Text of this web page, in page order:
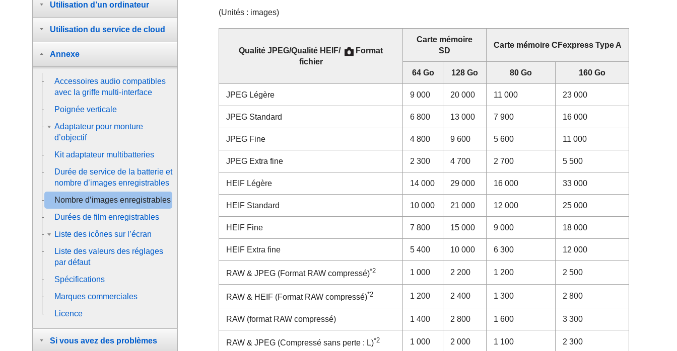
(Unités : images)
Qualité JPEG/Qualité HEIF/
Format
fichier
Carte mémoire
SD
Carte mémoire CFexpress Type A
64 Go 128 Go 80 Go 160 Go
JPEG Légère 9 000 20 000 11 000 23 000
JPEG Standard 6 800 13 000 7 900 16 000
JPEG Fine 4 800 9 600 5 600 11 000
JPEG Extra fine 2 300 4 700 2 700 5 500
HEIF Légère 14 000 29 000 16 000 33 000
HEIF Standard 10 000 21 000 12 000 25 000
HEIF Fine 7 800 15 000 9 000 18 000
HEIF Extra fine 5 400 10 000 6 300 12 000
RAW & JPEG (Format RAW compressé)*2 1 000 2 200 1 200 2 500
RAW & HEIF (Format RAW compressé)*2 1 200 2 400 1 300 2 800
RAW (format RAW compressé) 1 400 2 800 1 600 3 300
RAW & JPEG (Compressé sans perte : L)*2 1 000 2 000 1 100 2 300
Utilisation d’un ordinateur
Utilisation du service de cloud
Annexe
Accessoires audio compatibles
avec la griffe multi-interface
Poignée verticale
Adaptateur pour monture
d’objectif
Kit adaptateur multibatteries
Durée de service de la batterie et
nombre d’images enregistrables
Nombre d’images enregistrables
Durées de film enregistrables
Liste des icônes sur l’écran
Liste des valeurs des réglages
par défaut
Spécifications
Marques commerciales
Licence
Si vous avez des problèmes